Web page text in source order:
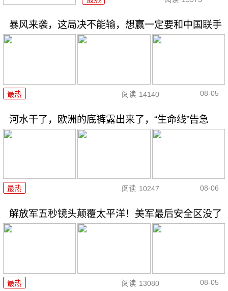
暴风来袭，这局决不能输，想赢一定要和中国联手
最热 阅读 14140 08-05
河水干了，欧洲的底裤露出来了，“生命线”告急
最热 阅读 10247 08-06
解放军五秒镜头颠覆太平洋！美军最后安全区没了
最热 阅读 13080 08-05